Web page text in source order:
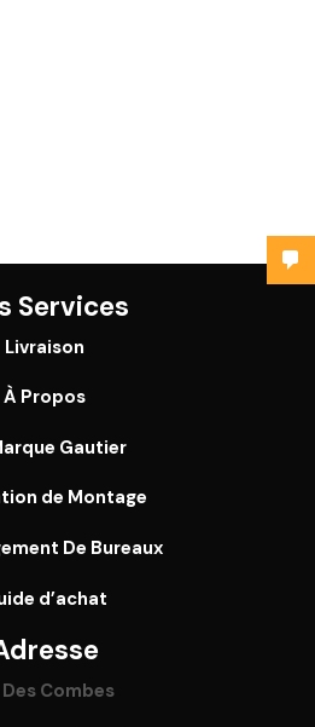
Services
Livraison
À Propos
Gautier
de Montage
De Bureaux
d’achat
Des Combes